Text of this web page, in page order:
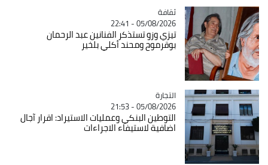
Catégorie
ثقافة
05/08/2026 - 22:41
تيزي وزو تستذكر الفنانين عبد الرحمان
بوقرموح ومحند أكلي بلخير
Catégorie
التجارة
05/08/2026 - 21:53
التوطين البنكي وعمليات الاستيراد: اقرار آجال
اضافية لاستيفاء الاجراءات